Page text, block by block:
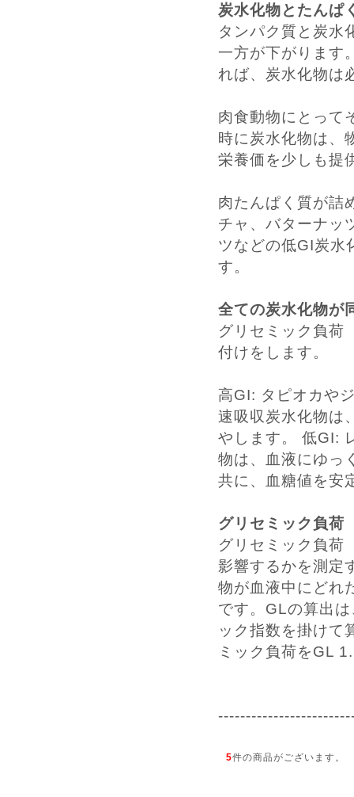
炭水化物とたんぱ
タンパク質と炭水
一方が下がります
れば、炭水化物は
肉食動物にとって
時に炭水化物は、
栄養価を少しも提
肉たんぱく質が詰
チャ、バターナッ
ツなどの低GI炭水
す。
全ての炭水化物が
グリセミック負荷
付けをします。
高GI: タピオカや
速吸収炭水化物は
やします。 低GI:
物は、血液にゆっ
共に、血糖値を安
グリセミック負荷
グリセミック負荷
影響するかを測定
物が血液中にどれ
です。GLの算出
ック指数を掛けて
ミック負荷をGL
5件の商品がございます。